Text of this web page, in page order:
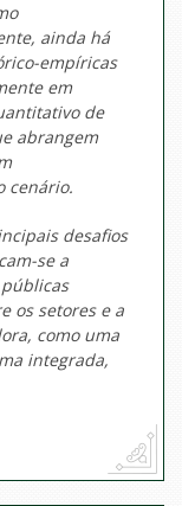
ainda há
empíricas
em
de
abrangem
cenário.
desafios
se a
os setores e a
como uma
integrada,